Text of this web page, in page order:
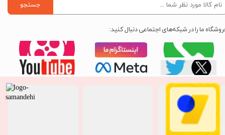
جستجو
ما را در شبکه‌های اجتماعی دنبال کنید: